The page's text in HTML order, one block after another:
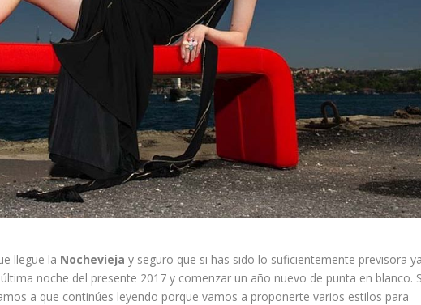
llegue la Nochevieja y seguro que si has sido lo suficientemente previsora
noche del presente 2017 y comenzar un año nuevo de punta en blanco.
a que continúes leyendo porque vamos a proponerte varios estilos para